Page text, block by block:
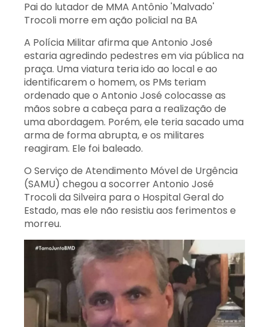
Pai do lutador de MMA Antônio 'Malvado'
Trocoli morre em ação policial na BA
A Polícia Militar afirma que Antonio José
estaria agredindo pedestres em via pública na
praça. Uma viatura teria ido ao local e ao
identificarem o homem, os PMs teriam
ordenado que o Antonio José colocasse as
mãos sobre a cabeça para a realização de
uma abordagem. Porém, ele teria sacado uma
arma de forma abrupta, e os militares
reagiram. Ele foi baleado.
O Serviço de Atendimento Móvel de Urgência
(SAMU) chegou a socorrer Antonio José
Trocoli da Silveira para o Hospital Geral do
Estado, mas ele não resistiu aos ferimentos e
morreu.